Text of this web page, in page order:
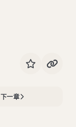
下一章